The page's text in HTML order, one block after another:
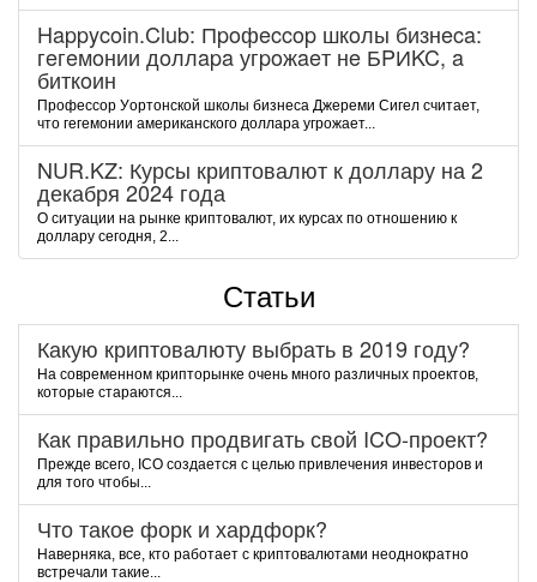
Happycoin.Club: Пpoфeccop шкoлы бизнeca:
гeгeмoнии дoллapa угpoжaeт нe БPИKC, a
биткoин
Пpoфeccop Уopтoнcкoй шкoлы бизнeca Джepeми Cигeл cчитaeт,
чтo гeгeмoнии aмepикaнcкoгo дoллapa угpoжaeт...
NUR.KZ: Курсы криптовалют к доллару на 2
декабря 2024 года
О ситуации на рынке криптовалют, их курсах по отношению к
доллару сегодня, 2...
Статьи
Какую криптовалюту выбрать в 2019 году?
На современном крипторынке очень много различных проектов,
которые стараются...
Как правильно продвигать свой ICO-проект?
Прежде всего, ICO создается с целью привлечения инвесторов и
для того чтобы...
Что такое форк и хардфорк?
Наверняка, все, кто работает с криптовалютами неоднократно
встречали такие...